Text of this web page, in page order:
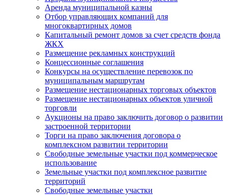
Аренда муниципальной казны
Отбор управляющих компаний для
многоквартирных домов
Капитальный ремонт домов за счет средств фонда
ЖКХ
Размещение рекламных конструкций
Концессионные соглашения
Конкурсы на осуществление перевозок по
муниципальным маршрутам
Размещение нестационарных торговых объектов
Размещение нестационарных объектов уличной
торговли
Аукционы на право заключить договор о развитии
застроенной территории
Торги на право заключения договора о
комплексном развитии территории
Свободные земельные участки под коммерческое
использование
Земельные участки под комплексное развитие
территорий
Свободные земельные участки